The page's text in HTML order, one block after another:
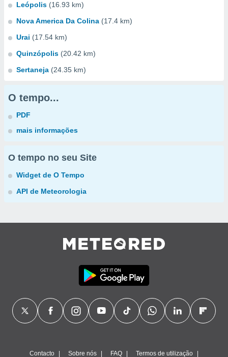
Leópolis (16.93 km)
Nova America Da Colina (17.4 km)
Urai (17.54 km)
Quinzópolis (20.42 km)
Sertaneja (24.35 km)
O tempo...
PDF
mais informações
O tempo no seu Site
Widget de O Tempo
API de Meteorologia
Contacto Sobre nós FAQ Termos de utilização